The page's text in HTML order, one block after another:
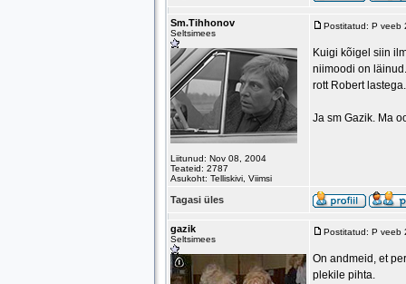
Sm.Tihhonov
Seltsimees
Liitunud: Nov 08, 2004
Teateid: 2787
Asukoht: Telliskivi, Viimsi
Postitatud: P veeb
Kuigi kõigel siin
niimoodi on
rott Robert
Ja sm Gazik. Ma
Tagasi üles
gazik
Seltsimees
Postitatud: P veeb
On andmeid, et
plekile pihta.